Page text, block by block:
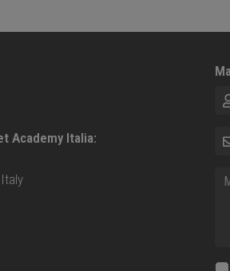
Academy Italia:
E-